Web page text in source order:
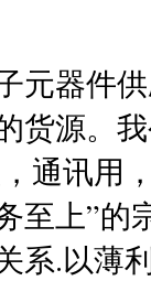
元器件
货源。
通讯用
至上”
系.以薄